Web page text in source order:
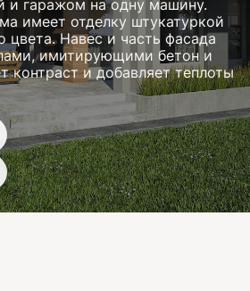
и гаражом на одну машину.
имеет отделку штукатуркой
цвета. Навес и часть фасада
имитирующими бетон и
контраст и добавляет теплоты